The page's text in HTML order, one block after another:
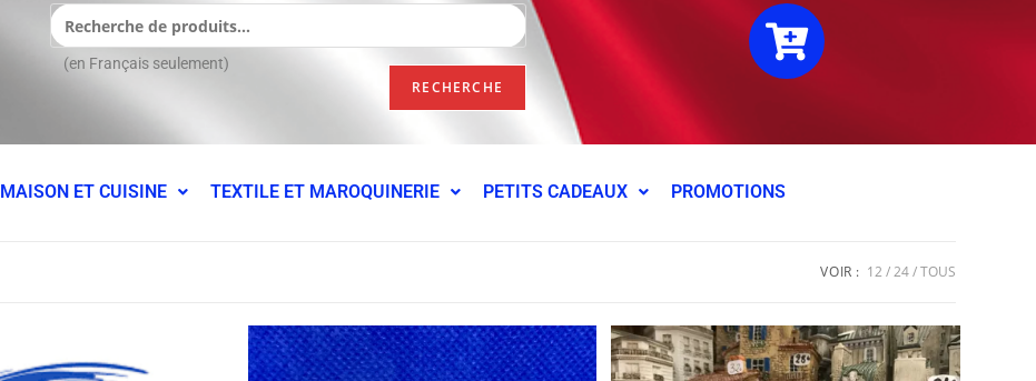
RECHERCHE
(en Français seulement)
MAISON ET CUISINE TEXTILE ET MAROQUINERIE PETITS CADEAUX PROMOTIONS
VOIR : 12 24 TOUS